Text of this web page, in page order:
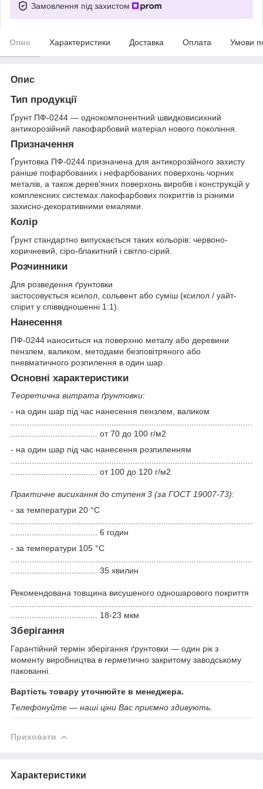
Замовлення під захистом
Опис Характеристики Доставка Оплата Умови
Опис
Тип продукції
Ґрунт ПФ-0244 — однокомпонентний швидковисихний
антикорозійний лакофарбовий матеріал нового покоління.
Призначення
Ґрунтовка ПФ-0244 призначена для антикорозійного захисту
раніше пофарбованих і нефарбованих поверхонь чорних
металів, а також дерев'яних поверхонь виробів і конструкцій у
комплексних системах лакофарбових покриттів із різними
захисно-декоративними емалями.
Колір
Ґрунт стандартно випускається таких кольорів: червоно-
коричневий, сіро-блакитний і світло-сірий.
Розчинники
Для розведення ґрунтовки
застосовується ксилол, сольвент або суміш (ксилол / уайт-
спірит у співвідношенні 1:1).
Нанесення
ПФ-0244 наноситься на поверхню металу або деревини
пензлем, валиком, методами безповітряного або
пневматичного розпилення в один шар.
Основні характеристики
Теоретична витрата ґрунтовки:
- на один шар під час нанесення пензлем, валиком
.......................................................................................................
..................................... от 70 до 100 г/м2
- на один шар під час нанесення розпиленням
.......................................................................................................
..................................... от 100 до 120 г/м2
Практичне висихання до ступеня 3 (за ГОСТ 19007-73):
- за температури 20 °C
.......................................................................................................
..................................... 6 годин
- за температури 105 °C
.......................................................................................................
..................................... 35 хвилин
Рекомендована товщина висушеного одношарового покриття
.......................................................................................................
..................................... 18-23 мкм
Зберігання
Гарантійний термін зберігання ґрунтовки — один рік з
моменту виробництва в герметично закритому заводському
пакованні.
Вартість товару уточнюйте в менеджера.
Телефонуйте — наші ціни Вас приємно здивують.
Приховати
Характеристики